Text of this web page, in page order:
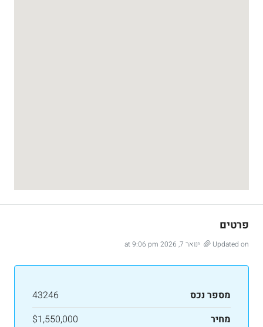
פרטים
Updated on ינואר 7, 2026 at 9:06 pm
מספר נכס
43246
מחיר
$1,550,000